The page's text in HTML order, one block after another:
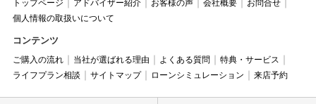
トップページ アドバイザー紹介 お客様の声 会社概要
お問合せ
個人情報の取扱いについて
コンテンツ
ご購入の流れ 当社が選ばれる理由 よくある質問
特典・サービス
ライフプラン相談
サイトマップ ローンシミュレーション 来店予約